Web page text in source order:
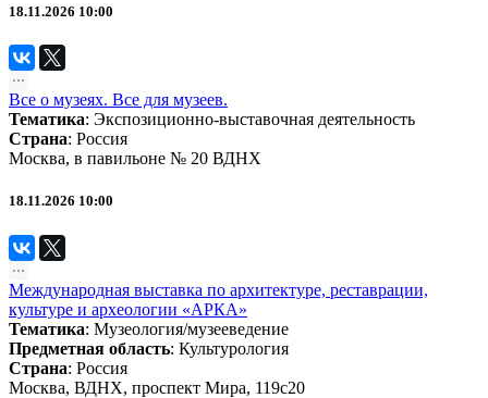
18.11.2026 10:00
Все о музеях. Все для музеев.
Тематика: Экспозиционно-выставочная деятельность
Страна: Россия
Москва, в павильоне № 20 ВДНХ
18.11.2026 10:00
Международная выставка по архитектуре, реставрации,
культуре и археологии «АРКА»
Тематика: Музеология/музееведение
Предметная область: Культурология
Страна: Россия
Москва, ВДНХ, проспект Мира, 119с20